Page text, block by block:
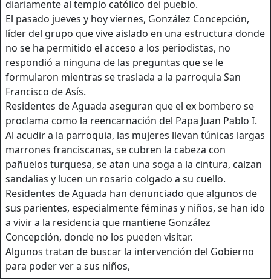
diariamente al templo católico del pueblo.
El pasado jueves y hoy viernes, González Concepción,
líder del grupo que vive aislado en una estructura donde
no se ha permitido el acceso a los periodistas, no
respondió a ninguna de las preguntas que se le
formularon mientras se traslada a la parroquia San
Francisco de Asís.
Residentes de Aguada aseguran que el ex bombero se
proclama como la reencarnación del Papa Juan Pablo I.
Al acudir a la parroquia, las mujeres llevan túnicas largas
marrones franciscanas, se cubren la cabeza con
pañuelos turquesa, se atan una soga a la cintura, calzan
sandalias y lucen un rosario colgado a su cuello.
Residentes de Aguada han denunciado que algunos de
sus parientes, especialmente féminas y niños, se han ido
a vivir a la residencia que mantiene González
Concepción, donde no los pueden visitar.
Algunos tratan de buscar la intervención del Gobierno
para poder ver a sus niños,